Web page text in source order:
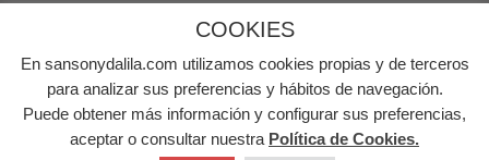
© Agencia de publicidad Sansón y Dalila | Todos los derechos reservados
Aviso Legal Política de Cookies Política de Privacidad
COOKIES
En sansonydalila.com utilizamos cookies propias y de terceros
para analizar sus preferencias y hábitos de navegación.
Puede obtener más información y configurar sus preferencias,
aceptar o consultar nuestra Política de Cookies.